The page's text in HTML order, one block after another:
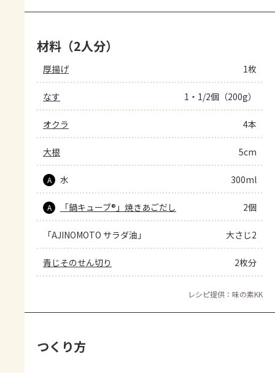
材料（2人分）
厚揚げ 1枚
なす 1・1/2個（200g）
オクラ 4本
大根 5cm
A 水 300ml
A 「鍋キューブ®」焼きあごだし 2個
「AJINOMOTO サラダ油」 大さじ2
青じそのせん切り 2枚分
レシピ提供：味の素KK
つくり方